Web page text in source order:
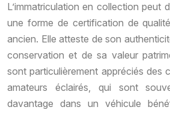
L’immatriculation en collection peut
une forme de certification de
ancien. Elle atteste de son
conservation et de sa valeur
sont particulièrement appréciés des
amateurs éclairés, qui sont
davantage dans un véhicule